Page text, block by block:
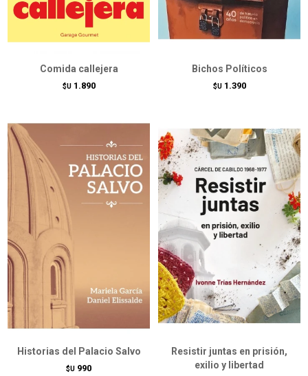
Comida callejera
$U 1.890
Bichos Políticos
$U 1.390
Historias del Palacio Salvo
$U 990
Resistir juntas en prisión,
exilio y libertad